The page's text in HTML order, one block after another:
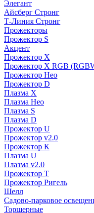
Элегант
Айсберг Стронг
Т-Линия Стронг
Прожекторы
Прожектор S
Акцент
Прожектор X
Прожектор Х RGB
Прожектор Нео
Прожектор D
Плазма X
Плазма Нео
Плазма S
Плазма D
Прожектор U
Прожектор v2.0
Прожектор К
Плазма U
Плазма v2.0
Прожектор Т
Прожектор Ригель
Шелл
Садово-парковое
Торшерные